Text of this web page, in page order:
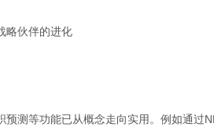
略伙伴的进化
预测等功能已从概念走向实用。例如通